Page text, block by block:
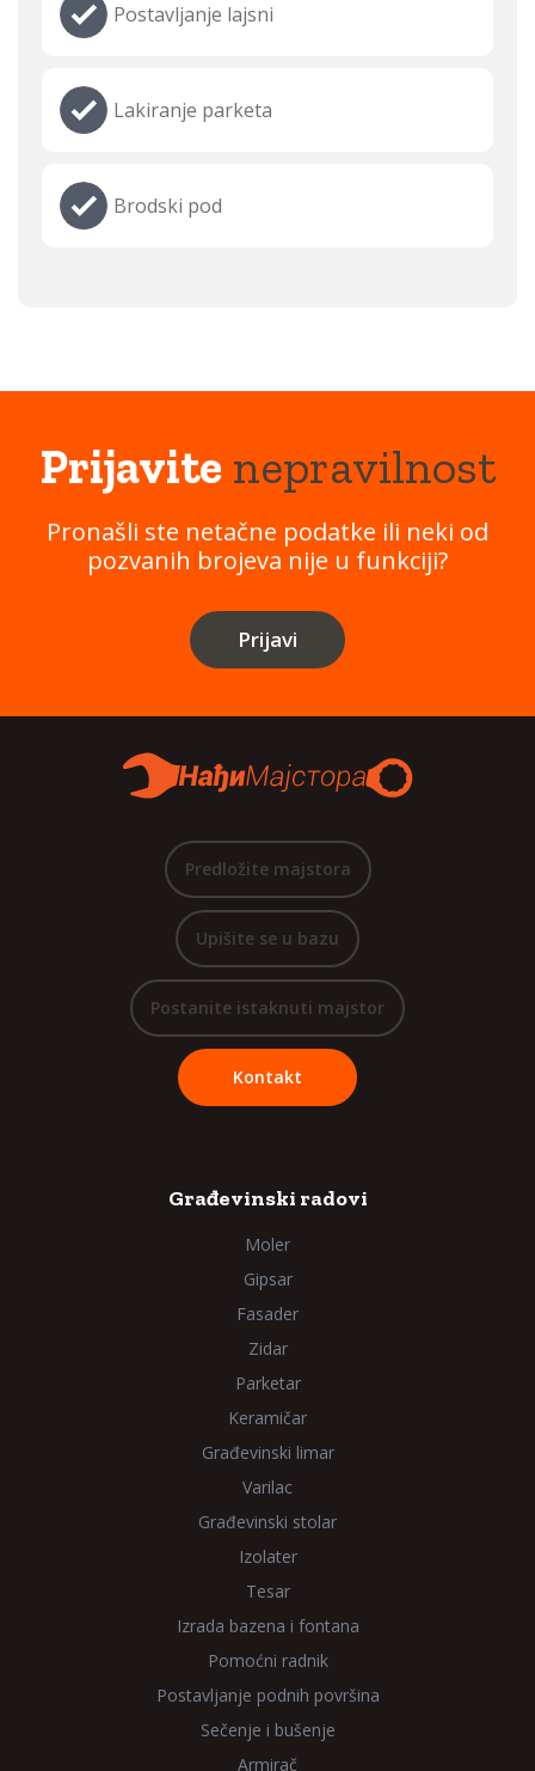
Postavljanje lajsni
Lakiranje parketa
Brodski pod
Prijavitenepravilnost
Pronašli ste netačne podatke ili neki od
pozvanih brojeva nije u funkciji?
Prijavi
Predložite majstora
Upišite se u bazu
Postanite istaknuti majstor
Kontakt
Građevinski radovi
Moler
Gipsar
Fasader
Zidar
Parketar
Keramičar
Građevinski limar
Varilac
Građevinski stolar
Izolater
Tesar
Izrada bazena i fontana
Pomoćni radnik
Postavljanje podnih površina
Sečenje i bušenje
Armirač